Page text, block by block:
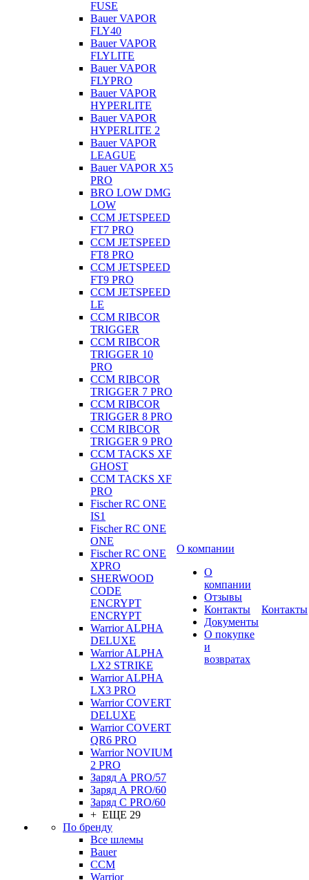
FUSE
Bauer VAPOR
FLY40
Bauer VAPOR
FLYLITE
Bauer VAPOR
FLYPRO
Bauer VAPOR
HYPERLITE
Bauer VAPOR
HYPERLITE 2
Bauer VAPOR
LEAGUE
Bauer VAPOR X5
PRO
BRO LOW DMG
LOW
CCM JETSPEED
FT7 PRO
CCM JETSPEED
FT8 PRO
CCM JETSPEED
FT9 PRO
CCM JETSPEED
LE
CCM RIBCOR
TRIGGER
CCM RIBCOR
TRIGGER 10
PRO
CCM RIBCOR
TRIGGER 7 PRO
CCM RIBCOR
TRIGGER 8 PRO
CCM RIBCOR
TRIGGER 9 PRO
CCM TACKS XF
GHOST
CCM TACKS XF
PRO
Fischer RC ONE
IS1
Fischer RC ONE
ONE
Fischer RC ONE
XPRO
SHERWOOD
CODE
ENCRYPT
ENCRYPT
Warrior ALPHA
DELUXE
Warrior ALPHA
LX2 STRIKE
Warrior ALPHA
LX3 PRO
Warrior COVERT
DELUXE
Warrior COVERT
QR6 PRO
Warrior NOVIUM
2 PRO
Заряд А PRO/57
Заряд А PRO/60
Заряд С PRO/60
+ ЕЩЕ 29
По бренду
Все шлемы
Bauer
CCM
Warrior
О компании
О
компании
Отзывы
Контакты
Документы
О покупке
и
возвратах
Контакты